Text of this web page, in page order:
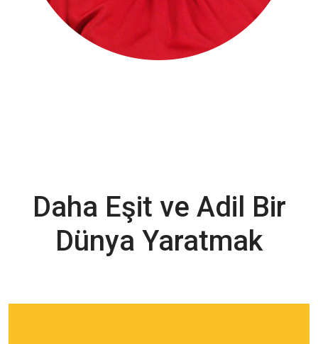
Daha Eşit ve Adil Bir
Dünya Yaratmak